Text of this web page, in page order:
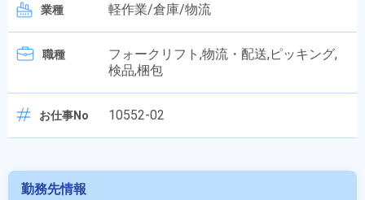
業種 軽作業/倉庫/物流
職種
フォークリフト,物流・配送,ピッキング,
検品,梱包
お仕事No 10552-02
勤務先情報